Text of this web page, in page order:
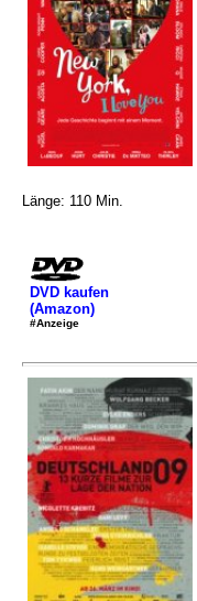
Länge: 110 Min.
DVD kaufen
(Amazon)
#Anzeige